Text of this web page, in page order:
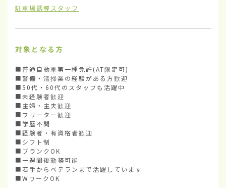
駐車場誘導スタッフ
対象となる方
■普通自動車第一種免許(AT限定可)
■警備・清掃業の経験がある方歓迎
■50代・60代のスタッフも活躍中
■未経験者歓迎
■主婦・主夫歓迎
■フリーター歓迎
■学歴不問
■経験者・有資格者歓迎
■シフト制
■ブランクOK
■一週間後勤務可能
■若手からベテランまで活躍しています
■WワークOK